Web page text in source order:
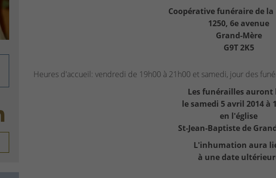
Coopérative funéraire de
1250, 6e avenue
Grand-Mère
G9T 2K5
Heures d'accueil: vendredi de 19h00 à 21h00 et samedi, jour des
Les funérailles auront
le samedi 5 avril 2014 à
en l'église
St-Jean-Baptiste de
L'inhumation aura
à une date